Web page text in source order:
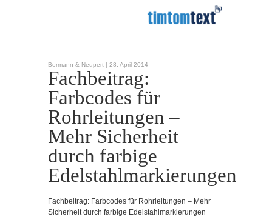
Bormann & Neupert | 28. April 2014
Fachbeitrag:
Farbcodes für
Rohrleitungen –
Mehr Sicherheit
durch farbige
Edelstahlmarkierungen
Fachbeitrag: Farbcodes für Rohrleitungen – Mehr
Sicherheit durch farbige Edelstahlmarkierungen